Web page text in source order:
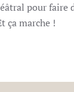
pour faire
ça marche !